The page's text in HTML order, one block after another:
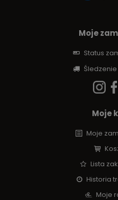
Moje
Status
Śledzenie
Moje
Moje
Lista
Historia
Moje